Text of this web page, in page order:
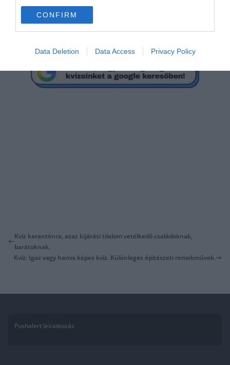
CONFIRM
Data Deletion Data Access Privacy Policy
Mielőtt belépsz ne felejtsd el megosztani barátaiddal az
eredményedet.
Kvíz karanténra, azaz kijárási tilalom vetélkedő családoknak,
barátoknak.
Kvíz: Igaz vagy hamis képes kvíz. Különleges építészeti remekművek.
Pushalert leíratkozás